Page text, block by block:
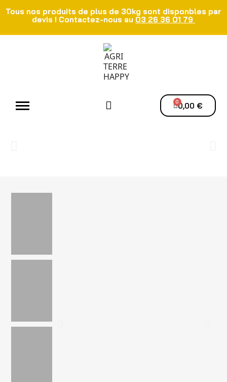
Tous nos produits de plus de 30kg sont disponbles par
devis ! Contactez-nous au 03 26 36 01 79
0,00 €